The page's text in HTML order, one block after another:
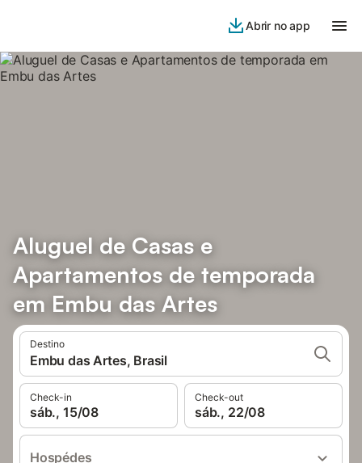
Abrir no app
Aluguel de Casas e
Apartamentos de temporada
em Embu das Artes
Destino
Embu das Artes, Brasil
Check-in
sáb., 15/08
Check-out
sáb., 22/08
Hospédes